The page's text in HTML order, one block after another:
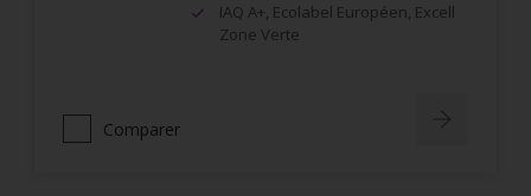
IAQ A+, Ecolabel Européen, Excell
Zone Verte
Comparer